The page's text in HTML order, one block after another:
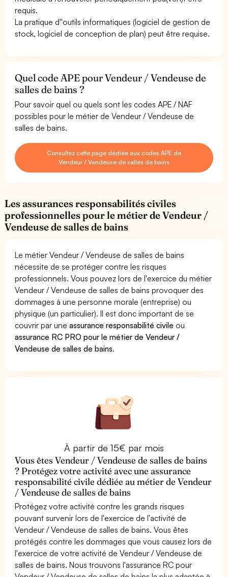
requis.
La pratique d''outils informatiques (logiciel de gestion de
stock, logiciel de conception de plan) peut être requise.
Quel code APE pour Vendeur / Vendeuse de
salles de bains ?
Pour savoir quel ou quels sont les codes APE / NAF
possibles pour le métier de Vendeur / Vendeuse de
salles de bains.
Consultez cette page dédiée aux codes APE de
Vendeur / Vendeuse de salles de bains
Les assurances responsabilités civiles
professionnelles pour le métier de Vendeur /
Vendeuse de salles de bains
Le métier Vendeur / Vendeuse de salles de bains
nécessite de se protéger contre les risques
professionnels. Vous pouvez lors de l'exercice du métier
Vendeur / Vendeuse de salles de bains provoquer des
dommages à une personne morale (entreprise) ou
physique (un particulier). Il est donc important de se
couvrir par uneassurance responsabilité civile ou
assurance RC PRO pour le métier de Vendeur /
Vendeuse de salles de bains.
À partir de 15€ par mois
Vous êtes Vendeur / Vendeuse de salles de bains
? Protégez votre activité avec une assurance
responsabilité civile dédiée au métier de Vendeur
/ Vendeuse de salles de bains
Protégez votre activité contre les grands risques
pouvant survenir lors de l'exercice de l'activité de
Vendeur / Vendeuse de salles de bains. Vous êtes
protégés contre les dommages que vous causez lors de
l'exercice de votre activité de Vendeur / Vendeuse de
salles de bains. Nous trouvons l'assurance RC pour